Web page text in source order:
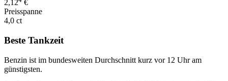
2,12
€
Preisspanne
4,0 ct
Beste Tankzeit
Benzin ist im bundesweiten Durchschnitt kurz vor 12 Uhr am
günstigsten.